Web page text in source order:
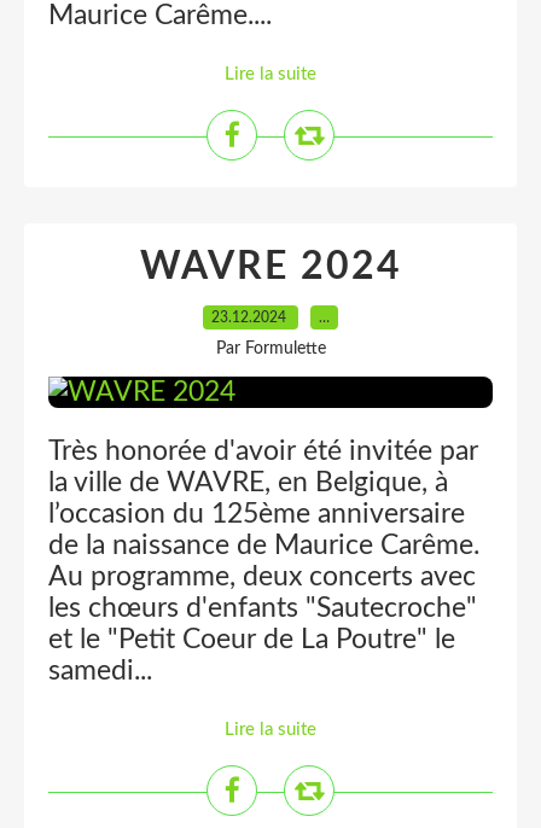
Maurice Carême....
Lire la suite
WAVRE 2024
23.12.2024 …
Par Formulette
Très honorée d'avoir été invitée par
la ville de WAVRE, en Belgique, à
l’occasion du 125ème anniversaire
de la naissance de Maurice Carême.
Au programme, deux concerts avec
les chœurs d'enfants "Sautecroche"
et le "Petit Coeur de La Poutre" le
samedi...
Lire la suite